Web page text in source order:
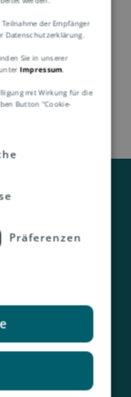
der Empfänger
Datenschutzerklärung.
Sie in unserer
unterImpressum.
mit Wirkung für die
Button "Cookie-
Präferenzen